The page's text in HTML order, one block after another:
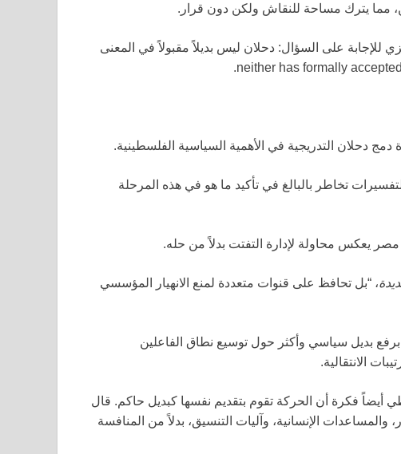
مما يترك مساحة للنقاش ولكن دون قرار.
للإجابة على السؤال: دحلان ليس بديلاً مقبولاً في المعنى
دحلان التدريجية في الأهمية السياسية الفلسطينية.
تخاطر بالبالغ في تأكيد ما هو في هذه المرحلة
يعكس محاولة لإدارة التفتت بدلاً من حله.
، “بل تحافظ على قنوات متعددة لمنع الانهيار المؤسسي
بديل سياسي وأكثر حول توسيع نطاق الفاعلين
الانتقالية.
فكرة أن الحركة تقوم بتقديم نفسها كبديل حاكم. قال
الإنسانية، وآليات التنسيق، بدلاً من المنافسة